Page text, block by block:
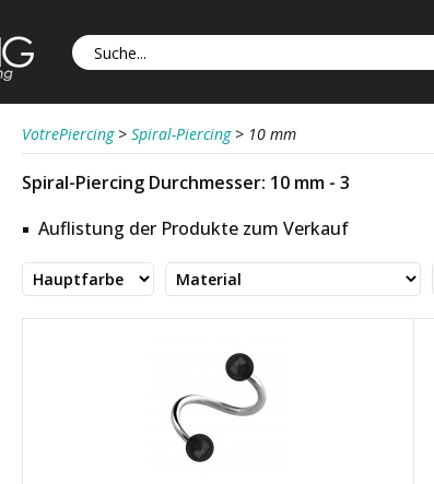
VotrePiercing > Spiral-Piercing > 10 mm
Spiral-Piercing Durchmesser: 10 mm - 3
Auflistung der Produkte zum Verkauf